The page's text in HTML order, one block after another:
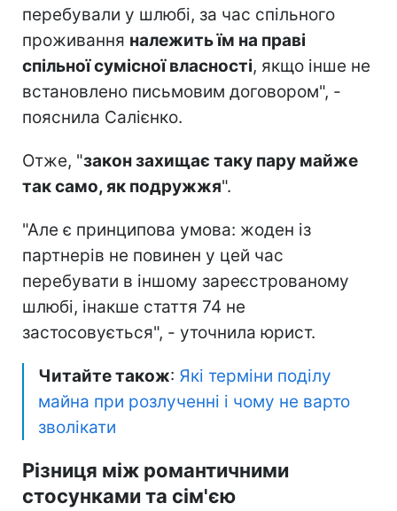
перебували у шлюбі, за час спільного
проживання належить їм на праві
спільної сумісної власності, якщо інше не
встановлено письмовим договором", -
пояснила Салієнко.
Отже, "закон захищає таку пару майже
так само, як подружжя".
"Але є принципова умова: жоден із
партнерів не повинен у цей час
перебувати в іншому зареєстрованому
шлюбі, інакше стаття 74 не
застосовується", - уточнила юрист.
Читайте також: Які терміни поділу
майна при розлученні і чому не варто
зволікати
Різниця між романтичними
стосунками та сім'єю